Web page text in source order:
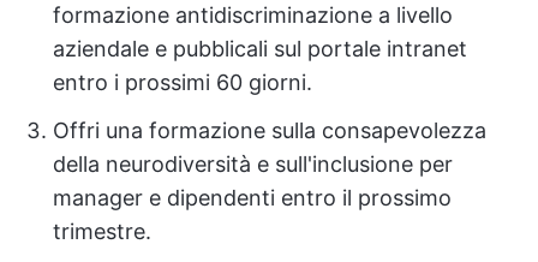
formazione antidiscriminazione a livello
aziendale e pubblicali sul portale intranet
entro i prossimi 60 giorni.
Offri una formazione sulla consapevolezza
della neurodiversità e sull'inclusione per
manager e dipendenti entro il prossimo
trimestre.